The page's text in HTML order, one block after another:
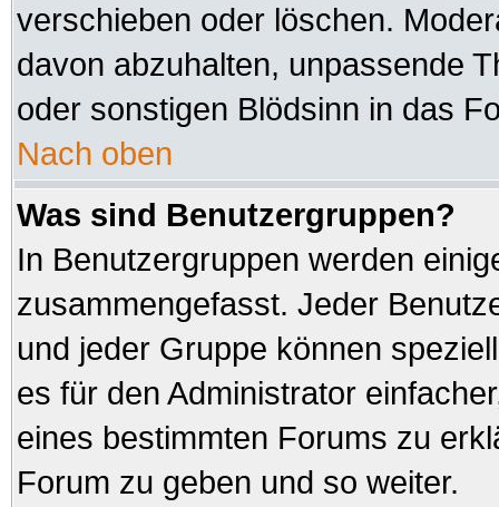
verschieben oder löschen.
davon abzuhalten, unpassende
oder sonstigen Blödsinn in das
Nach oben
Was sind Benutzergruppen?
In Benutzergruppen werden
zusammengefasst. Jeder
und jeder Gruppe können
es für den Administrator
eines bestimmten Forums zu
Forum zu geben und so weiter.